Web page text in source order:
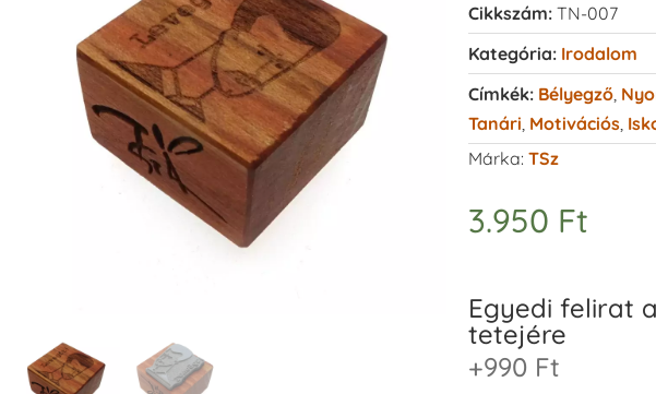
Cikkszám: TN-007
Kategória: Irodalom
Címkék: Bélyegző,
Tanári Motivációs,
Márka: TSz
3.950 Ft
Egyedi felirat
tetejére
+990 Ft